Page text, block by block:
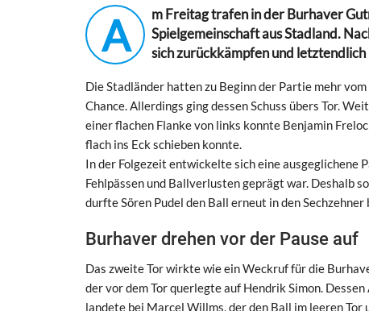
A
m Freitag trafen in der Burhaver
Spielgemeinschaft aus Stadland.
sich zurückkämpfen und letztendlich
Die Stadländer hatten zu Beginn der Partie mehr
Chance. Allerdings ging dessen Schuss übers Tor.
einer flachen Flanke von links konnte Benjamin
flach ins Eck schieben konnte.
In der Folgezeit entwickelte sich eine
Fehlpässen und Ballverlusten geprägt war. Deshalb
durfte Sören Pudel den Ball erneut in den
Burhaver drehen vor der Pause auf
Das zweite Tor wirkte wie ein Weckruf für die
der vor dem Tor querlegte auf Hendrik Simon.
landete bei Marcel Willms, der den Ball im leeren